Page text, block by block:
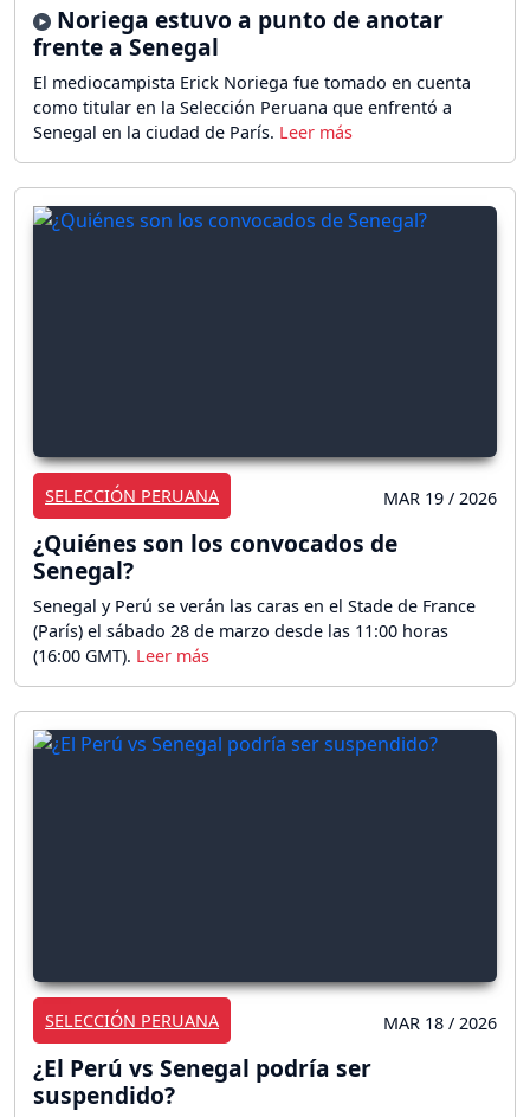
Noriega estuvo a punto de anotar
frente a Senegal
El mediocampista Erick Noriega fue tomado en cuenta
como titular en la Selección Peruana que enfrentó a
Senegal en la ciudad de París.
SELECCIÓN PERUANA MAR 19 / 2026
¿Quiénes son los convocados de
Senegal?
Senegal y Perú se verán las caras en el Stade de France
(París) el sábado 28 de marzo desde las 11:00 horas
(16:00 GMT).
SELECCIÓN PERUANA MAR 18 / 2026
¿El Perú vs Senegal podría ser
suspendido?